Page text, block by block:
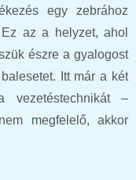
egy zebrához
az a helyzet, ahol
észre a gyalogost
Itt már a két
–
megfelelő, akkor